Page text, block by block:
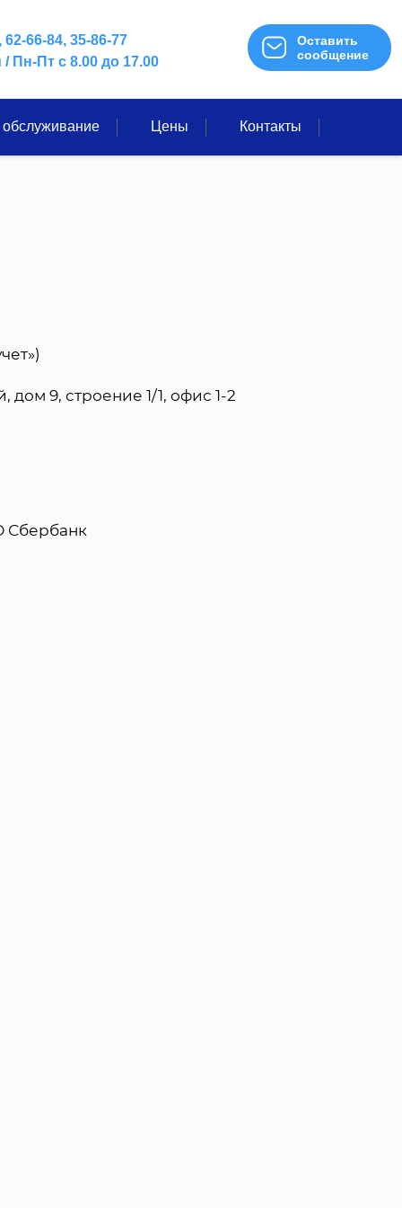
62-66-84,35-86-77
/ Пн-Пт с 8.00 до 17.00
Оставить
сообщение
Цены Контакты
дом 9, строение 1/1, офис 1-2
Сбербанк